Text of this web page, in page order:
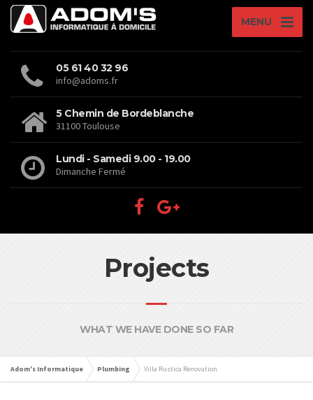
MENU
05 61 40 32 96
info@adoms.fr
5 Chemin de Bordeblanche
31100 Toulouse
Lundi - Samedi 9.00 - 19.00
Dimanche Fermé
Projects
WHAT WE HAVE DONE SO FAR
Adom's Informatique Plumbing Villa Rustica Renovation